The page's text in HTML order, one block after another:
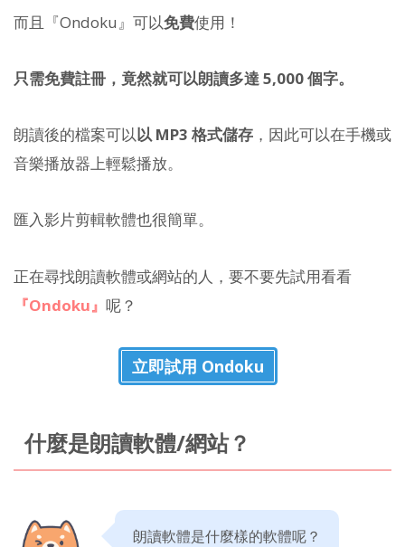
而且『Ondoku』可以免費使用！
只需免費註冊，竟然就可以朗讀多達 5,000 個字。
朗讀後的檔案可以以 MP3 格式儲存 ，因此可以在手機或
音樂播放器上輕鬆播放。
匯入影片剪輯軟體也很簡單。
正在尋找朗讀軟體或網站的人，要不要先試用看看
『Ondoku』 呢？
立即試用 Ondoku
什麼是朗讀軟體/網站？
朗讀軟體是什麼樣的軟體呢？